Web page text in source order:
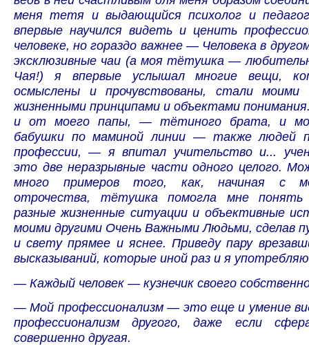
меня тетя и выдающийся психолог и
впервые научился видеть и ценить
человеке, но гораздо важнее — Человека в
эксклюзивные чаи (а моя тётушка —
Чая!) я впервые услышал многие вещи,
осмыслены и прочувствованы, стали моими
жизненными принципами и объектами
и от моего папы, — тётиного брата, и
бабушки по маминой линии — также людей
профессии, — я впитал учительство и...
это две неразрывные части одного целого.
много примеров того, как, начиная с
отрочества, тётушка помогла мне
разные жизненные ситуации и объективные
моими другими Очень Важными Людьми, сделав
и свету прямее и яснее. Приведу пару
высказываний, которые иной раз и я
— Каждый человек — кузнечик своего
— Мой профессионализм — это еще и умение
профессионализм другого, даже если
совершенно другая.